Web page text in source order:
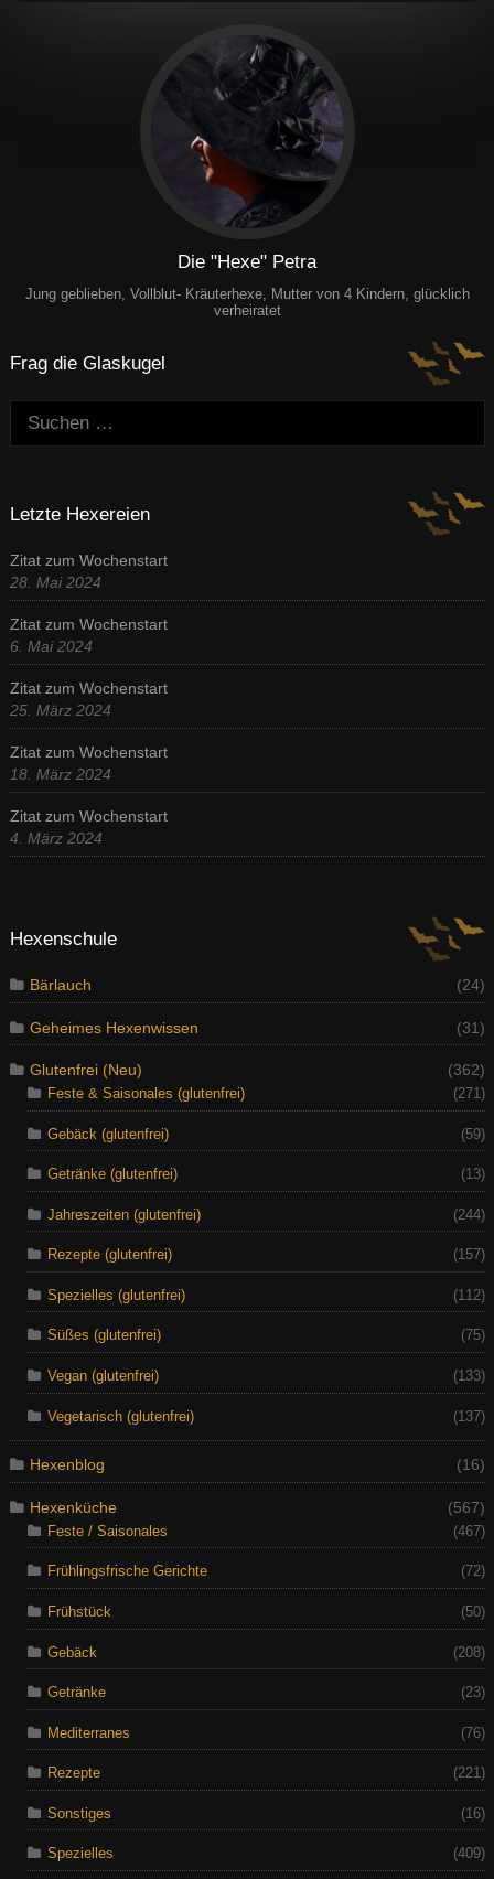
Die "Hexe" Petra
Jung geblieben, Vollblut- Kräuterhexe, Mutter von 4 Kindern, glücklich
verheiratet
Frag die Glaskugel
Suchen:
Letzte Hexereien
Zitat zum Wochenstart
28. Mai 2024
Zitat zum Wochenstart
6. Mai 2024
Zitat zum Wochenstart
25. März 2024
Zitat zum Wochenstart
18. März 2024
Zitat zum Wochenstart
4. März 2024
Hexenschule
Bärlauch (24)
Geheimes Hexenwissen (31)
Glutenfrei (Neu)
(362)
Feste & Saisonales (glutenfrei)
(271)
Gebäck (glutenfrei) (59)
Getränke (glutenfrei) (13)
Jahreszeiten (glutenfrei) (244)
Rezepte (glutenfrei) (157)
Spezielles (glutenfrei) (112)
Süßes (glutenfrei) (75)
Vegan (glutenfrei) (133)
Vegetarisch (glutenfrei) (137)
Hexenblog (16)
Hexenküche
(567)
Feste / Saisonales
(467)
Frühlingsfrische Gerichte (72)
Frühstück (50)
Gebäck (208)
Getränke (23)
Mediterranes (76)
Rezepte (221)
Sonstiges (16)
Spezielles (409)